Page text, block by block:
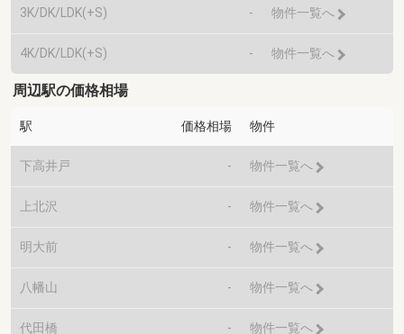
3K/DK/LDK(+S) - 物件一覧へ
4K/DK/LDK(+S) - 物件一覧へ
周辺駅の価格相場
駅 価格相場 物件
下高井戸 - 物件一覧へ
上北沢 - 物件一覧へ
明大前 - 物件一覧へ
八幡山 - 物件一覧へ
代田橋 - 物件一覧へ